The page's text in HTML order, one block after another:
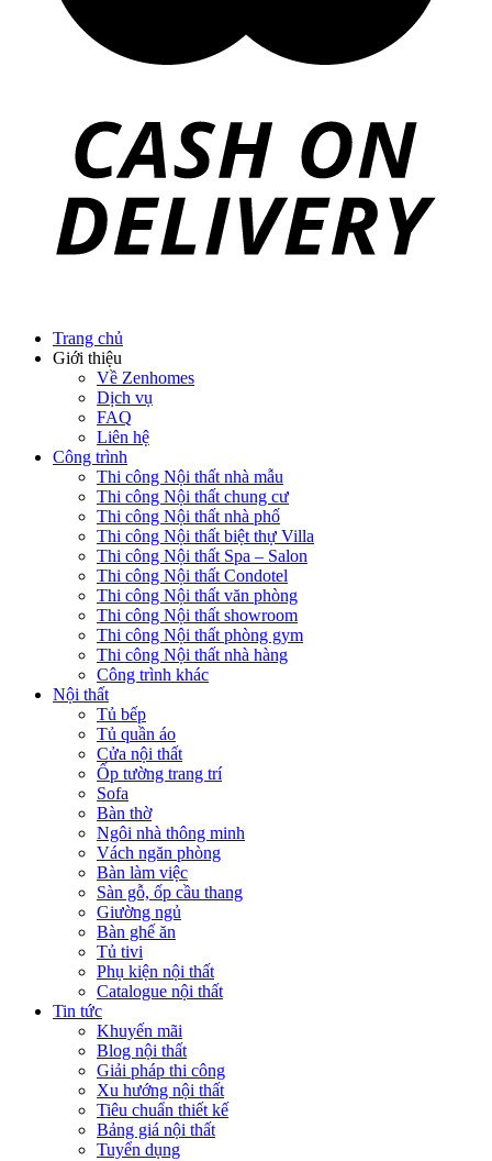
Trang chủ
Giới thiệu
Về Zenhomes
Dịch vụ
FAQ
Liên hệ
Công trình
Thi công Nội thất nhà mẫu
Thi công Nội thất chung cư
Thi công Nội thất nhà phố
Thi công Nội thất biệt thự Villa
Thi công Nội thất Spa – Salon
Thi công Nội thất Condotel
Thi công Nội thất văn phòng
Thi công Nội thất showroom
Thi công Nội thất phòng gym
Thi công Nội thất nhà hàng
Công trình khác
Nội thất
Tủ bếp
Tủ quần áo
Cửa nội thất
Ốp tường trang trí
Sofa
Bàn thờ
Ngôi nhà thông minh
Vách ngăn phòng
Bàn làm việc
Sàn gỗ, ốp cầu thang
Giường ngủ
Bàn ghế ăn
Tủ tivi
Phụ kiện nội thất
Catalogue nội thất
Tin tức
Khuyến mãi
Blog nội thất
Giải pháp thi công
Xu hướng nội thất
Tiêu chuẩn thiết kế
Bảng giá nội thất
Tuyển dụng